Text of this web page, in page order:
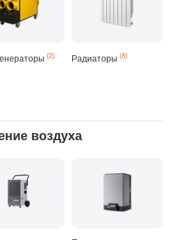
(2) Радиаторы (8)
воздуха